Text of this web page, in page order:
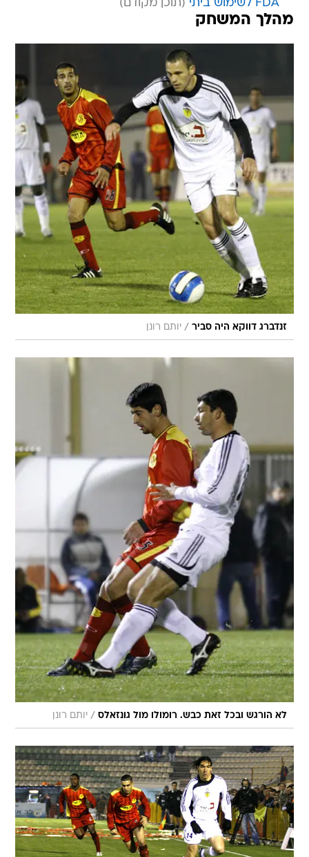
FDA לשימוש ביתי
מהלך המשחק
זנדברג דווקא היה סביר / יותם רונן
לא הורגש ובכל זאת כבש. רומולו מול גונזאלס / יותם רונן